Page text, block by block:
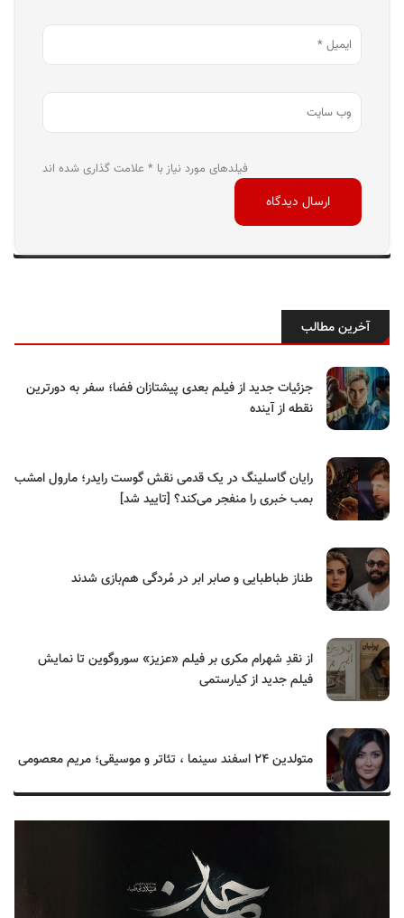
فیلدهای مورد نیاز با * علامت گذاری شده اند
آخرین مطالب
جزئیات جدید از فیلم بعدی پیشتازان فضا؛ سفر به دورترین
نقطه از آینده
رایان گاسلینگ در یک قدمی نقش گوست رایدر؛ مارول امشب
بمب خبری را منفجر می‌کند؟ [تایید شد]
طناز طباطبایی و صابر ابر در مُردگی هم‌بازی شدند
از نقدِ شهرام مکری بر فیلم «عزیز» سوروگوین تا نمایش
فیلم جدید از کیارستمی
متولدین ۲۴ اسفند سینما ، تئاتر و موسیقی؛ مریم معصومی